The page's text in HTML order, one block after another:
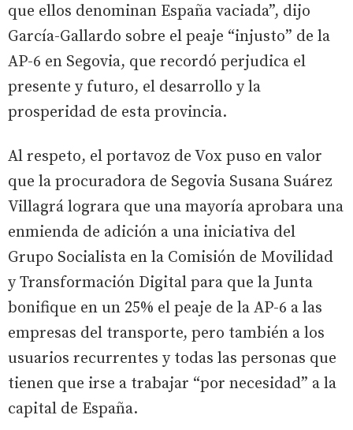
que ellos denominan España vaciada”, dijo
García-Gallardo sobre el peaje “injusto” de la
AP-6 en Segovia, que recordó perjudica el
presente y futuro, el desarrollo y la
prosperidad de esta provincia.
Al respeto, el portavoz de Vox puso en valor
que la procuradora de Segovia Susana Suárez
Villagrá lograra que una mayoría aprobara una
enmienda de adición a una iniciativa del
Grupo Socialista en la Comisión de Movilidad
y Transformación Digital para que la Junta
bonifique en un 25% el peaje de la AP-6 a las
empresas del transporte, pero también a los
usuarios recurrentes y todas las personas que
tienen que irse a trabajar “por necesidad” a la
capital de España.